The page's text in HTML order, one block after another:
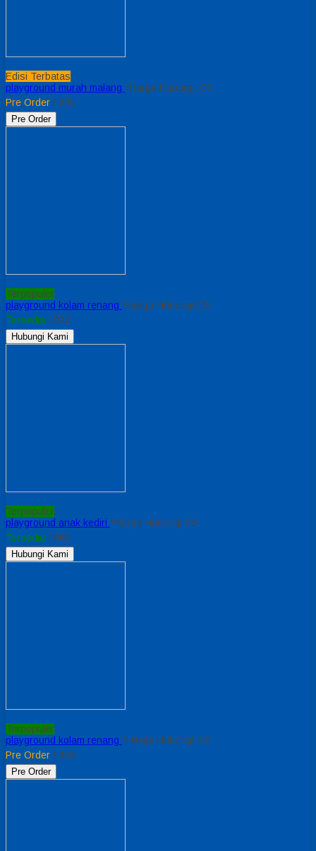
Edisi Terbatas
playground murah malang *Harga Hubungi CS
Pre Order / 095
Pre Order
Terpopuler
playground kolam renang *Harga Hubungi CS
Tersedia / 074
Hubungi Kami
Terpopuler
playground anak kediri *Harga Hubungi CS
Tersedia / 069
Hubungi Kami
Terpopuler
playground kolam renang *Harga Hubungi CS
Pre Order / 068
Pre Order